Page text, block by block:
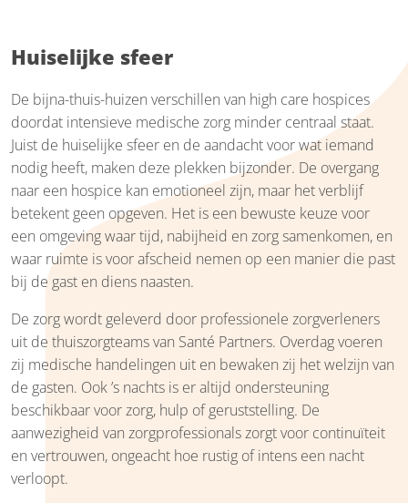
Huiselijke sfeer
De bijna-thuis-huizen verschillen van high care hospices
doordat intensieve medische zorg minder centraal staat.
Juist de huiselijke sfeer en de aandacht voor wat iemand
nodig heeft, maken deze plekken bijzonder. De overgang
naar een hospice kan emotioneel zijn, maar het verblijf
betekent geen opgeven. Het is een bewuste keuze voor
een omgeving waar tijd, nabijheid en zorg samenkomen, en
waar ruimte is voor afscheid nemen op een manier die past
bij de gast en diens naasten.
De zorg wordt geleverd door professionele zorgverleners
uit de thuiszorgteams van Santé Partners. Overdag voeren
zij medische handelingen uit en bewaken zij het welzijn van
de gasten. Ook ’s nachts is er altijd ondersteuning
beschikbaar voor zorg, hulp of geruststelling. De
aanwezigheid van zorgprofessionals zorgt voor continuïteit
en vertrouwen, ongeacht hoe rustig of intens een nacht
verloopt.